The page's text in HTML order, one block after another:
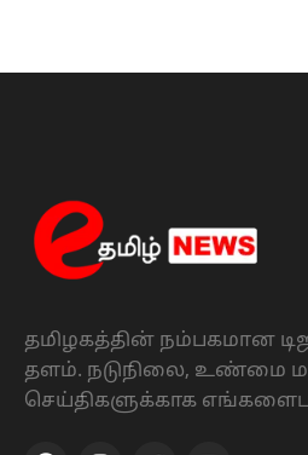
தமிழகத்தின் நம்பகமான
தளம். நடுநிலை, உண்மை
செய்திகளுக்காக